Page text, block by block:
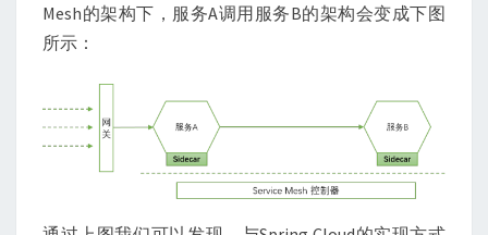
Mesh的架构下，服务A调用服务B的架构会变成下图
所示：